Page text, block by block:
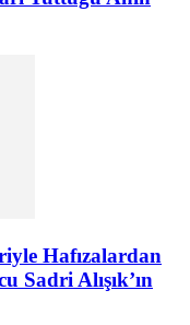
Hafızalardan
Sadri Alışık’ın